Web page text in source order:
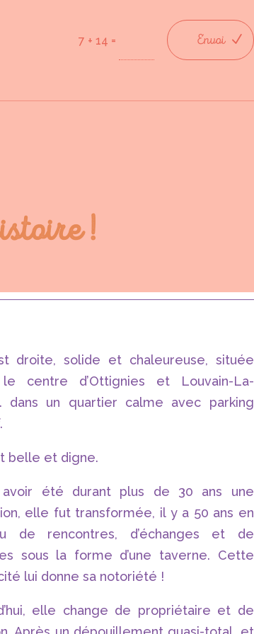
7 + 14 = Envoi
!
droite, solide et chaleureuse, située
centre d’Ottignies et Louvain-La-
dans un quartier calme avec parking
belle et digne.
avoir été durant plus de 30 ans une
elle fut transformée, il y a 50 ans en
de rencontres, d’échanges et de
sous la forme d’une taverne. Cette
lui donne sa notoriété !
elle change de propriétaire et de